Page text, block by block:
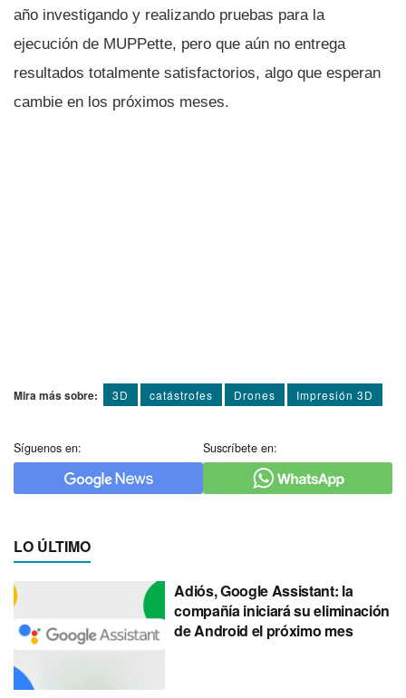
año investigando y realizando pruebas para la
ejecución de MUPPette, pero que aún no entrega
resultados totalmente satisfactorios, algo que esperan
cambie en los próximos meses.
Mira más sobre: 3D catástrofes Drones Impresión 3D
Síguenos en: Suscríbete en:
LO ÚLTIMO
Adiós, Google Assistant: la
compañía iniciará su eliminación
de Android el próximo mes